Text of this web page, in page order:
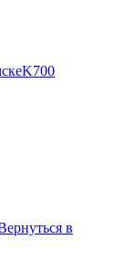
K700
в